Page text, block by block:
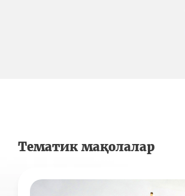
Тематик мақолалар